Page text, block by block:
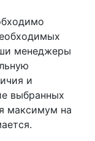
менеджеры
и
выбранных
максимум на